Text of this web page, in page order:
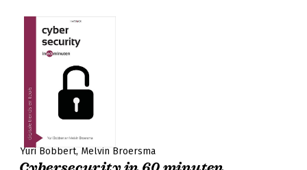
Yuri Bobbert Melvin Broersma